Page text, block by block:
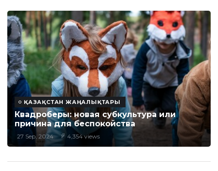
ҚАЗАҚСТАН ЖАҢАЛЫҚТАРЫ
Квадроберы: новая субкультура или
причина для беспокойства
27 Sep, 2024 4,354 views